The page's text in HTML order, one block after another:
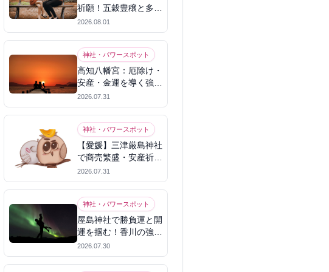
祈願！五穀豊穣と多幸
を呼ぶパワースポット
2026.08.01
神社・パワースポット
高知八幡宮：厄除け・
安産・金運を導く強力
パワースポット
2026.07.31
神社・パワースポット
【愛媛】三津厳島神社
で商売繁盛・安産祈
願！宗像三女神のパワ
ーを授かる
2026.07.31
神社・パワースポット
屋島神社で勝負運と開
運を掴む！香川の強力
パワースポット
2026.07.30